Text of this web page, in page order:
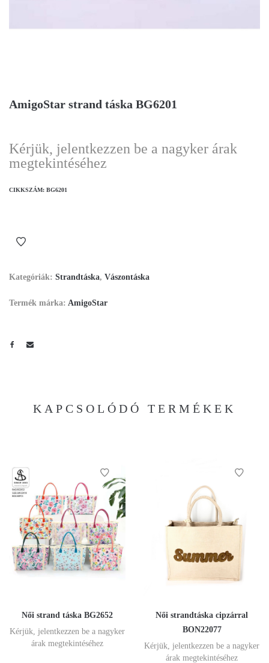
AmigoStar strand táska BG6201
Kérjük, jelentkezzen be a nagyker árak
megtekintéséhez
CIKKSZÁM: BG6201
Kategóriák: Strandtáska, Vászontáska
Termék márka: AmigoStar
KAPCSOLÓDÓ TERMÉKEK
Női strand táska BG2652
Kérjük, jelentkezzen be a nagyker
árak megtekintéséhez
Női strandtáska cipzárral
BON22077
Kérjük, jelentkezzen be a nagyker
árak megtekintéséhez